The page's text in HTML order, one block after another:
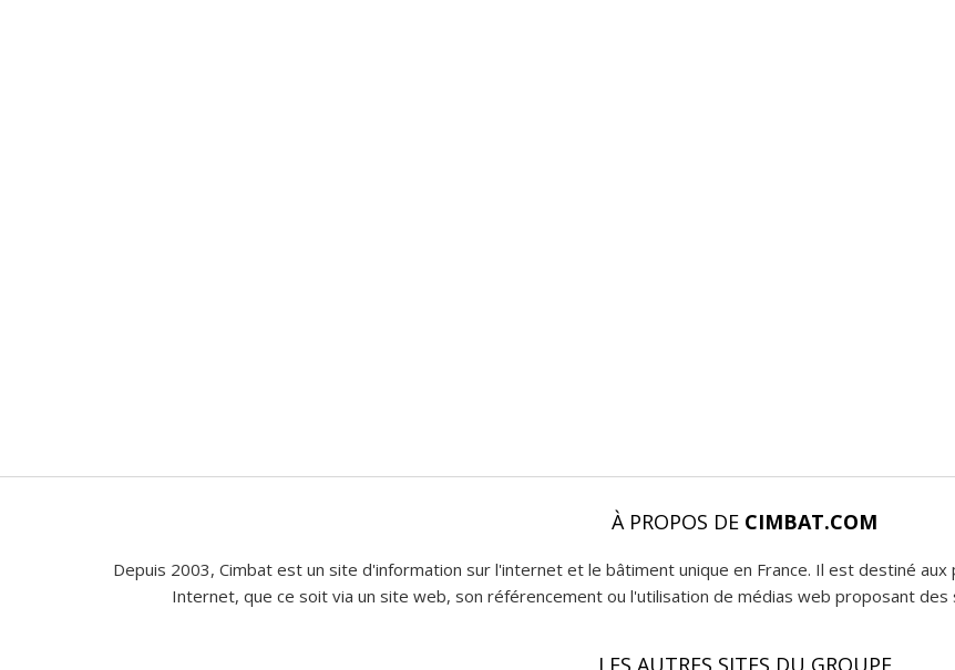
À PROPOS DE CIMBAT.COM
Depuis 2003, Cimbat est un site d'information sur l'internet et le bâtiment unique en France. Il est destiné
Internet, que ce soit via un site web, son référencement ou l'utilisation de médias web proposant
LES AUTRES SITES DU GROUPE